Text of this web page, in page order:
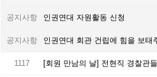
공지사항 인권연대 자원활동 신청
공지사항 인권연대 회관 건립에 힘을 보태
1117 [회원 만남의 날] 전현직 경찰관